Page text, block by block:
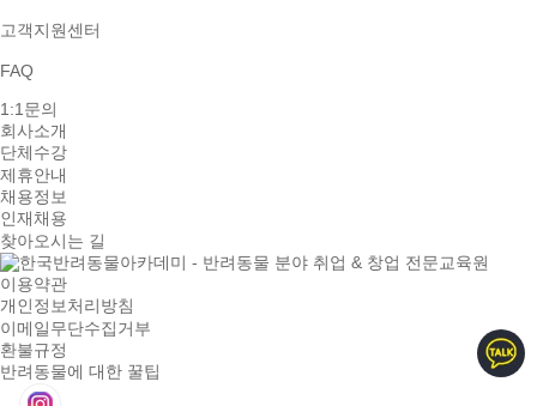
고객지원센터
FAQ
1:1문의
회사소개
단체수강
제휴안내
채용정보
인재채용
찾아오시는 길
이용약관
개인정보처리방침
이메일무단수집거부
환불규정
반려동물에 대한 꿀팁